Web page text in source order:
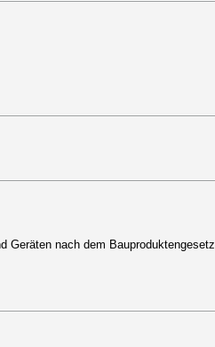
Geräten nach dem Bauproduktengesetz